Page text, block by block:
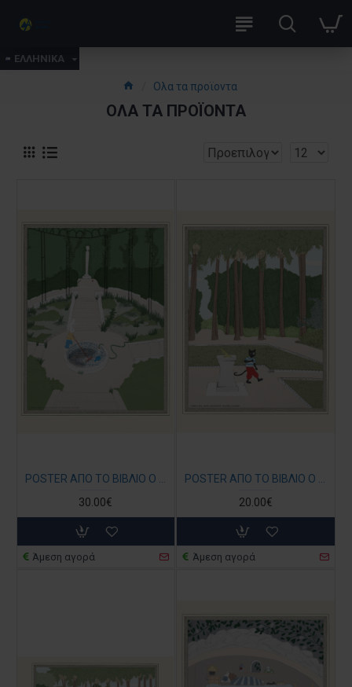
ΕΛΛΗΝΙΚΑ
Ολα τα προϊοντα
ΟΛΑ ΤΑ ΠΡΟΪΟΝΤΑ
POSTER ΑΠΟ ΤΟ ΒΙΒΛΙΟ Ο ΚΗΠΟΣ ΜΑΣ - ΚΟΥΝΕΛΙ ΣΤΟ ΙΣΠΑΝΙΚΟ ΣΥΝΤΡΙΒΑΝΙ ΣΕ Α3
30.00€
Άμεση αγορά
POSTER ΑΠΟ ΤΟ ΒΙΒΛΙΟ Ο ΚΗΠΟΣ ΜΑΣ Η ΕΙΣΟΔΟΣ ΤΟΥ ΚΗΠΟΥ
20.00€
Άμεση αγορά